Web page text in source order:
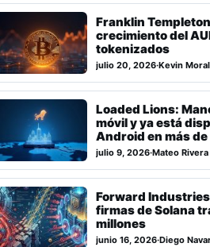
Franklin
crecimiento del
tokenizados
julio 20, 2026·Kevin
Loaded Lions:
móvil y ya está
Android en más
julio 9, 2026·Mateo Rivera
Forward
firmas de Solana
millones
junio 16, 2026·Diego